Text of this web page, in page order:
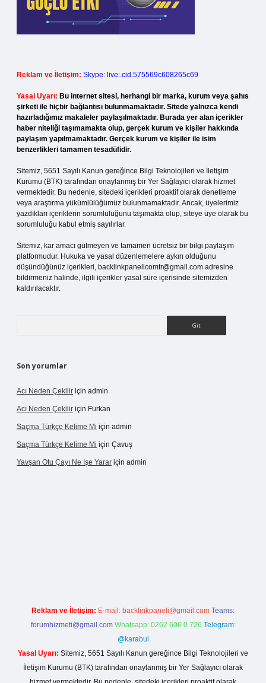
Reklam ve İletişim: Skype: live:.cid.575569c608265c69
Yasal Uyarı: Bu internet sitesi, herhangi bir marka, kurum veya şahıs
şirketi ile hiçbir bağlantısı bulunmamaktadır. Sitede yalnızca kendi
hazırladığımız makaleler paylaşılmaktadır. Burada yer alan içerikler
haber niteliği taşımamakta olup, gerçek kurum ve kişiler hakkında
paylaşım yapılmamaktadır. Gerçek kurum ve kişiler ile isim
benzerlikleri tamamen tesadüfidir.
Sitemiz, 5651 Sayılı Kanun gereğince Bilgi Teknolojileri ve İletişim
Kurumu (BTK) tarafından onaylanmış bir Yer Sağlayıcı olarak hizmet
vermektedir. Bu nedenle, sitedeki içerikleri proaktif olarak denetleme
veya araştırma yükümlülüğümüz bulunmamaktadır. Ancak, üyelerimiz
yazdıkları içeriklerin sorumluluğunu taşımakta olup, siteye üye olarak bu
sorumluluğu kabul etmiş sayılırlar.
Sitemiz, kar amacı gütmeyen ve tamamen ücretsiz bir bilgi paylaşım
platformudur. Hukuka ve yasal düzenlemelere aykırı olduğunu
düşündüğünüz içerikleri, backlinkpanelicomtr@gmail.com adresine
bildirmeniz halinde, ilgili içerikler yasal süre içerisinde sitemizden
kaldırılacaktır.
Son yorumlar
Acı Neden Çekilir için admin
Acı Neden Çekilir için Furkan
Saçma Türkçe Kelime Mi için admin
Saçma Türkçe Kelime Mi için Çavuş
Yavşan Otu Çayı Ne Işe Yarar için admin
Reklam ve İletişim: E-mail: backlinkpaneli@gmail.com Teams:
forumhizmeti@gmail.com Whatsapp: 0262 606 0 726 Telegram:
@karabul
Yasal Uyarı: Sitemiz, 5651 Sayılı Kanun gereğince Bilgi Teknolojileri ve
İletişim Kurumu (BTK) tarafından onaylanmış bir Yer Sağlayıcı olarak